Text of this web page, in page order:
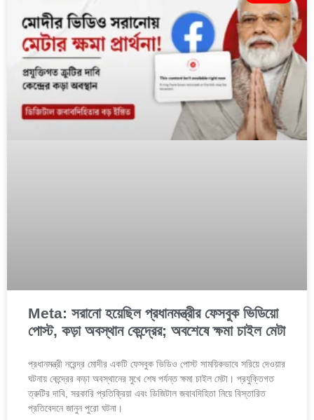
Meta: সরানো হয়েছিল প্রধানমন্ত্রীর ফেসবুক ভিডিয়ো
পোস্ট, কড়া অবস্থান কেন্দ্রের; অবশেষে ক্ষমা চাইল মেটা
প্রধানমন্ত্রী নরেন্দ্র মোদীর একটি ফেসবুক ভিডিও পোস্ট সাময়িকভাবে সরিয়ে দেওয়ার
ঘটনায় কেন্দ্রের কড়া অবস্থানের মুখে শেষ পর্যন্ত ক্ষমা চাইল মেটা। প্রযুক্তিগত
ত্রুটির দাবি, সরকারি প্রতিক্রিয়া এবং ডিজিটাল জবাবদিহিতা নিয়ে বিস্তারিত
প্রতিবেদনে জানুন পুরো ঘটনা।